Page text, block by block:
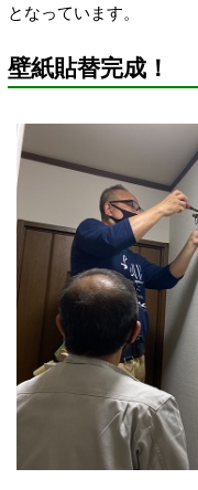
となっています。
壁紙貼替完成！